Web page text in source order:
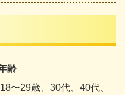
齢
〜29歳、30代、40代、